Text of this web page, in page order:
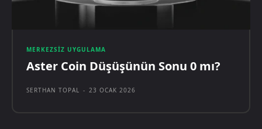
MERKEZSIZ UYGULAMA
Aster Coin Düşüşünün Sonu 0 mı?
SERTHAN TOPAL - 23 OCAK 2026